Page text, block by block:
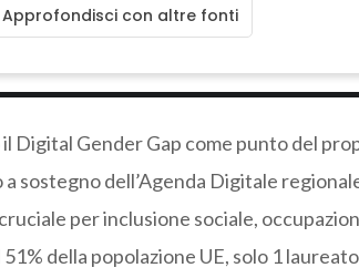
Approfondisci con altre fonti
Digital Gender Gap come punto del
sostegno dell’Agenda Digitale
per inclusione sociale,
della popolazione UE, solo 1